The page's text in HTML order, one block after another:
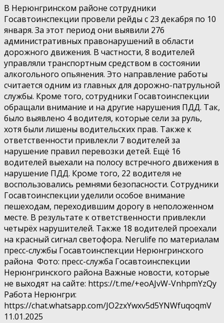
В Нерюнгринском районе сотрудники
Госавтоинспекции провели рейды с 23 декабря по 10
января. За этот период они выявили 276
административных правонарушений в области
дорожного движения. В частности, 8 водителей
управляли транспортным средством в состоянии
алкогольного опьянения. Это направление работы
считается одним из главных для дорожно-патрульной
службы. Кроме того, сотрудники Госавтоинспекции
обращали внимание и на другие нарушения ПДД. Так,
было выявлено 4 водителя, которые сели за руль,
хотя были лишены водительских прав. Также к
ответственности привлекли 7 водителей за
нарушение правил перевозки детей. Ещё 16
водителей выехали на полосу встречного движения в
нарушение ПДД. Кроме того, 22 водителя не
воспользовались ремнями безопасности. Сотрудники
Госавтоинспекции уделили особое внимание
пешеходам, переходившим дорогу в неположенном
месте. В результате к ответственности привлекли
четырёх нарушителей. Также 18 водителей проехали
на красный сигнал светофора. Nerulife по материалам
пресс-службы Госавтоинспекции Нерюнгринского
района Фото: пресс-служба Госавтоинспекции
Нерюнгринского района Важные новости, которые
не выходят на сайте: https://t.me/+eoAJvW-VnhpmYzQy
Работа Нерюнгри:
https://chat.whatsapp.com/JO2zxYwxv5d5YNWfuqoqmV
11.01.2025